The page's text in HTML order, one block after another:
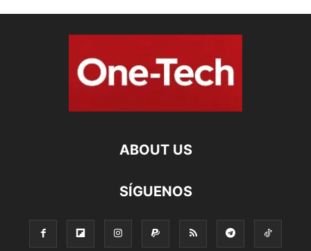
ABOUT US
SÍGUENOS